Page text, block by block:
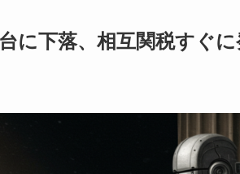
に下落、相互関税すぐ